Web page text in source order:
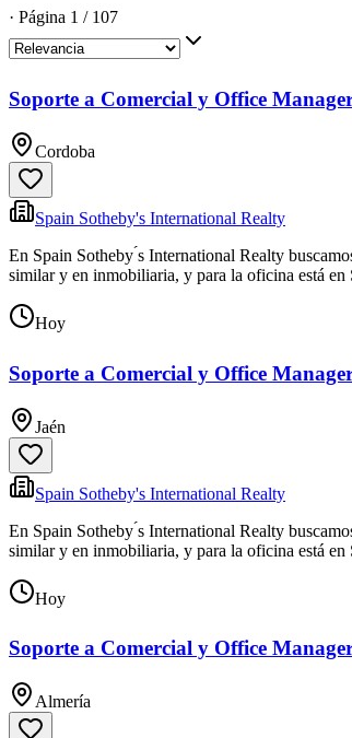
· Página 1 / 107
Soporte a Comercial y Office
Cordoba
Spain Sotheby's International Realty
En Spain Sotheby ́s International Realty
similar y en inmobiliaria, y para la oficina está en
Hoy
Soporte a Comercial y Office
Jaén
Spain Sotheby's International Realty
En Spain Sotheby ́s International Realty
similar y en inmobiliaria, y para la oficina está en
Hoy
Soporte a Comercial y Office
Almería